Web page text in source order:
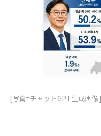
[写真=チャットGPT生成画像]